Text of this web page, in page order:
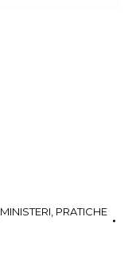
MINISTERI, PRATICHE